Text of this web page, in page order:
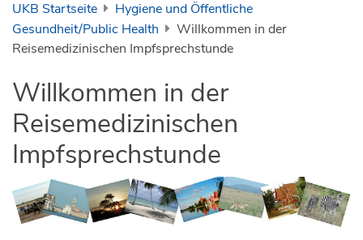
UKB Startseite
Hygiene und Öffentliche
Gesundheit/Public Health
Willkommen in der
Reisemedizinischen Impfsprechstunde
Willkommen in der
Reisemedizinischen
Impfsprechstunde